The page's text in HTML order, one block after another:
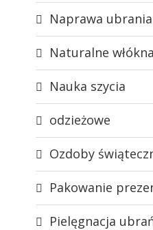
Naprawa ubrania
Naturalne włókna
Nauka szycia
odzieżowe
Ozdoby
Pakowanie
Pielęgnacja